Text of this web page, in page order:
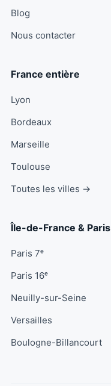
Blog
Nous contacter
France entière
Lyon
Bordeaux
Marseille
Toulouse
Toutes les villes →
Île-de-France & Paris
Paris 7ᵉ
Paris 16ᵉ
Neuilly-sur-Seine
Versailles
Boulogne-Billancourt